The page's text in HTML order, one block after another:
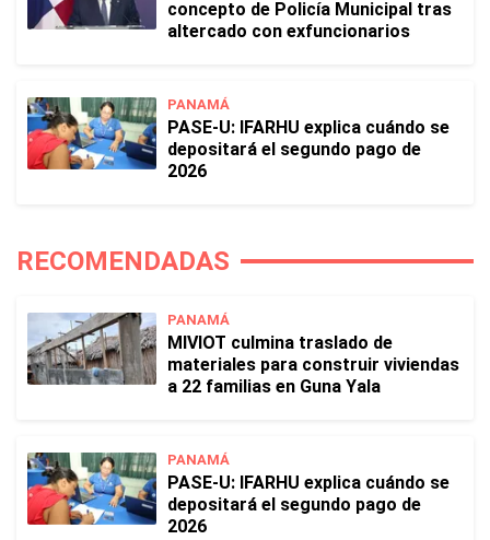
concepto de Policía Municipal tras
altercado con exfuncionarios
PANAMÁ
PASE-U: IFARHU explica cuándo se
depositará el segundo pago de
2026
RECOMENDADAS
PANAMÁ
MIVIOT culmina traslado de
materiales para construir viviendas
a 22 familias en Guna Yala
PANAMÁ
PASE-U: IFARHU explica cuándo se
depositará el segundo pago de
2026